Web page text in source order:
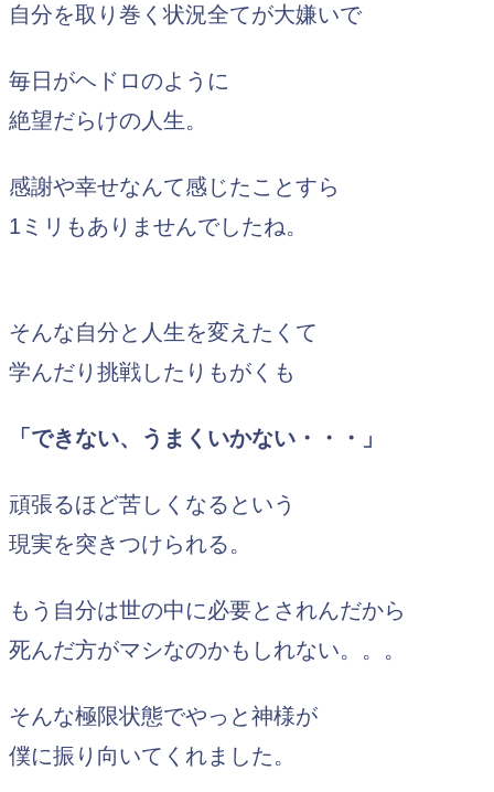
自分を取り巻く状況全てが大嫌いで
毎日がヘドロのように
絶望だらけの人生。
感謝や幸せなんて感じたことすら
1ミリもありませんでしたね。
そんな自分と人生を変えたくて
学んだり挑戦したりもがくも
「できない、うまくいかない・・・」
頑張るほど苦しくなるという
現実を突きつけられる。
もう自分は世の中に必要とされんだから
死んだ方がマシなのかもしれない。。。
そんな極限状態でやっと神様が
僕に振り向いてくれました。